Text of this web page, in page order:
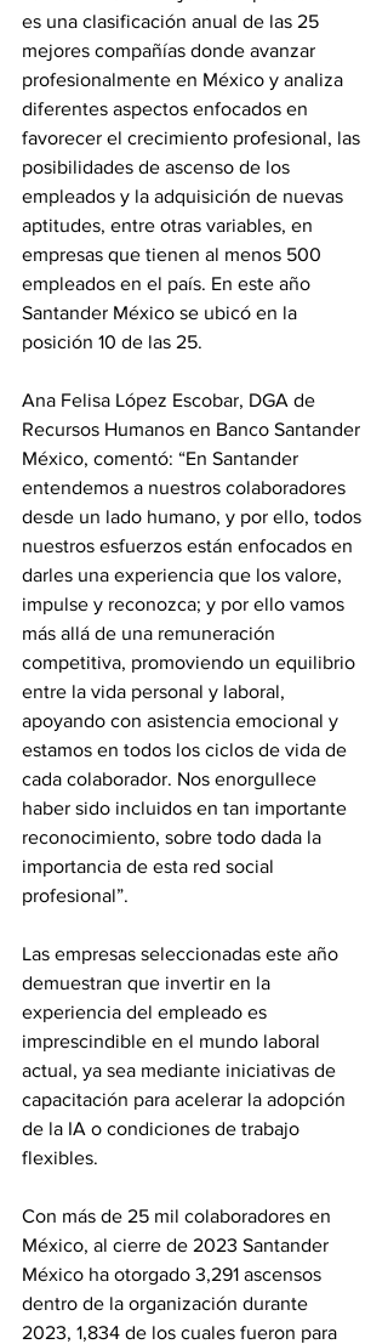
es una clasificación anual de las 25
mejores compañías donde avanzar
profesionalmente en México y analiza
diferentes aspectos enfocados en
favorecer el crecimiento profesional, las
posibilidades de ascenso de los
empleados y la adquisición de nuevas
aptitudes, entre otras variables, en
empresas que tienen al menos 500
empleados en el país. En este año
Santander México se ubicó en la
posición 10 de las 25.
Ana Felisa López Escobar, DGA de
Recursos Humanos en Banco Santander
México, comentó: “En Santander
entendemos a nuestros colaboradores
desde un lado humano, y por ello, todos
nuestros esfuerzos están enfocados en
darles una experiencia que los valore,
impulse y reconozca; y por ello vamos
más allá de una remuneración
competitiva, promoviendo un equilibrio
entre la vida personal y laboral,
apoyando con asistencia emocional y
estamos en todos los ciclos de vida de
cada colaborador. Nos enorgullece
haber sido incluidos en tan importante
reconocimiento, sobre todo dada la
importancia de esta red social
profesional”.
Las empresas seleccionadas este año
demuestran que invertir en la
experiencia del empleado es
imprescindible en el mundo laboral
actual, ya sea mediante iniciativas de
capacitación para acelerar la adopción
de la IA o condiciones de trabajo
flexibles.
Con más de 25 mil colaboradores en
México, al cierre de 2023 Santander
México ha otorgado 3,291 ascensos
dentro de la organización durante
2023, 1,834 de los cuales fueron para